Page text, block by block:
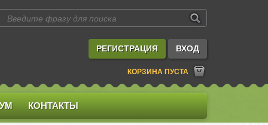
РЕГИСТРАЦИЯ ВХОД
КОРЗИНА ПУСТА
КОНТАКТЫ